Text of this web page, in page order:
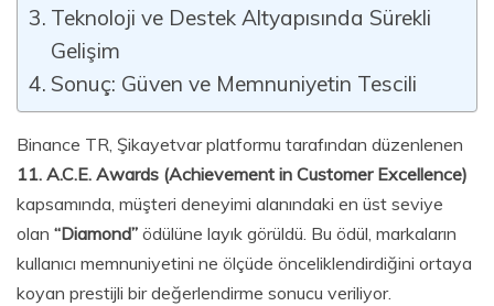
Teknoloji ve Destek Altyapısında Sürekli
Gelişim
Sonuç: Güven ve Memnuniyetin Tescili
Binance TR, Şikayetvar platformu tarafından düzenlenen
11. A.C.E. Awards (Achievement in Customer Excellence)
kapsamında, müşteri deneyimi alanındaki en üst seviye
olan “Diamond” ödülüne layık görüldü. Bu ödül, markaların
kullanıcı memnuniyetini ne ölçüde önceliklendirdiğini ortaya
koyan prestijli bir değerlendirme sonucu veriliyor.